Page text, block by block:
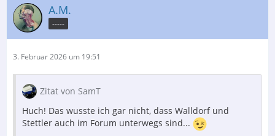
A.M.
-----
3. Februar 2026 um 19:51
Zitat von SamT
Huch! Das wusste ich gar nicht, dass Walldorf und
Stettler auch im Forum unterwegs sind...